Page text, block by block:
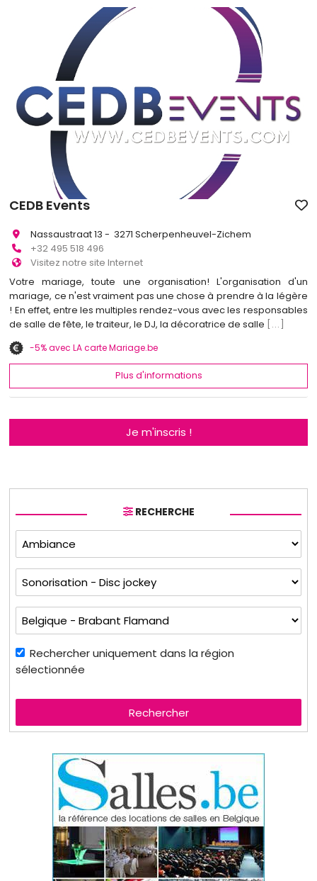
CEDB Events
Nassaustraat 13 - 3271 Scherpenheuvel-Zichem
+32 495 518 496
Visitez notre site Internet
Votre mariage, toute une organisation! L'organisation d'un
mariage, ce n'est vraiment pas une chose à prendre à la légère
! En effet, entre les multiples rendez-vous avec les responsables
de salle de fête, le traiteur, le DJ, la décoratrice de salle [...]
-5% avec LA carte Mariage.be
Plus d'informations
Je m'inscris !
RECHERCHE
Rechercher uniquement dans la région
sélectionnée
Rechercher